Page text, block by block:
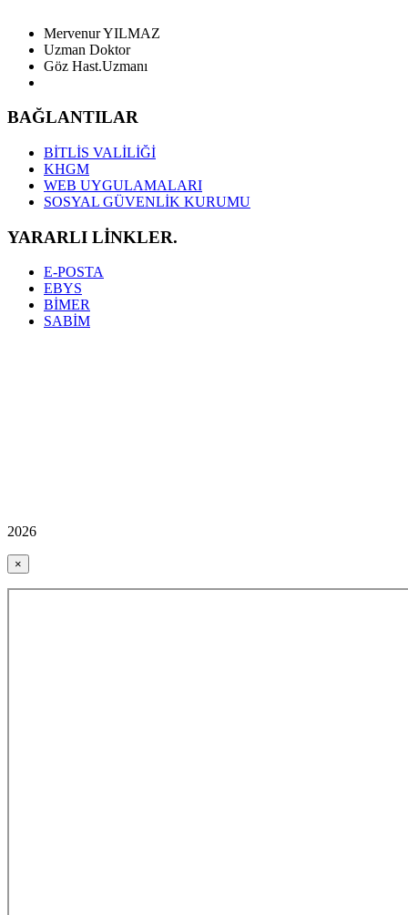
Mervenur YILMAZ
Uzman Doktor
Göz Hast.Uzmanı
BAĞLANTILAR
BİTLİS VALİLİĞİ
KHGM
WEB UYGULAMALARI
SOSYAL GÜVENLİK KURUMU
YARARLI LİNKLER.
E-POSTA
EBYS
BİMER
SABİM
2026
×